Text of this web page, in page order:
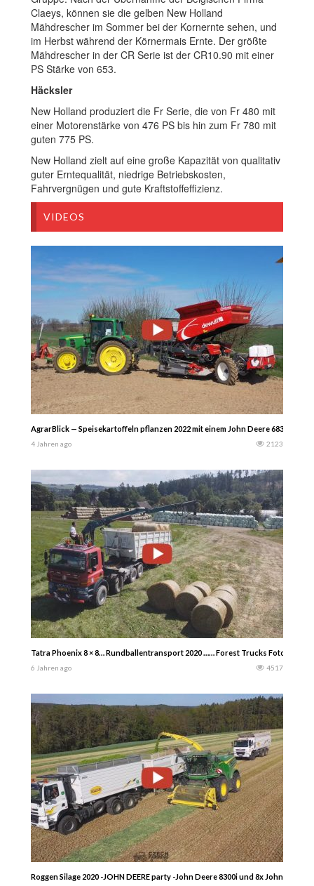
Claeys, können sie die gelben New Holland
Mähdrescher im Sommer bei der Kornernte sehen, und
im Herbst während der Körnermais Ernte. Der größte
Mähdrescher in der CR Serie ist der CR10.90 mit einer
PS Stärke von 653.
Häcksler
New Holland produziert die Fr Serie, die von Fr 480 mit
einer Motorenstärke von 476 PS bis hin zum Fr 780 mit
guten 775 PS.
New Holland zielt auf eine große Kapazität von qualitativ
guter Erntequalität, niedrige Betriebskosten,
Fahrvergnügen und gute Kraftstoffeffizienz.
VIDEOS
AgrarBlick — Speisekartoffeln pflanzen 2022 mit einem John Deere 6830 mit
4 Jahren ago 2123
Tatra Phoenix 8 × 8… Rundballentransport 2020 …… Forest Trucks Fotografie
6 Jahren ago 4517
Roggen Silage 2020 -JOHN DEERE party -John Deere 8300i und 8x John